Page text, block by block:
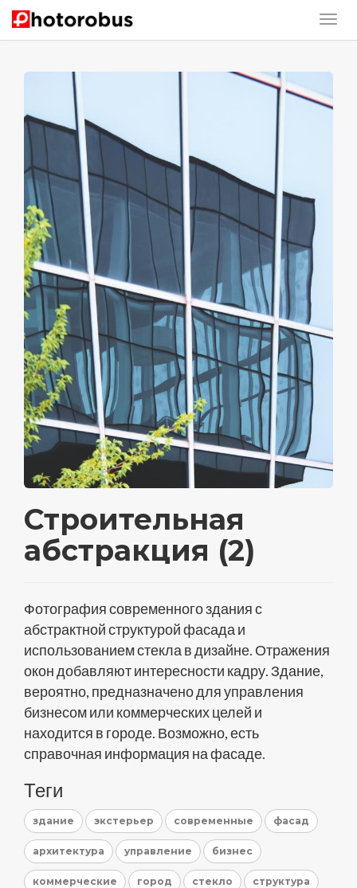
Строительная
абстракция (2)
Фотография современного здания с
абстрактной структурой фасада и
использованием стекла в дизайне. Отражения
окон добавляют интересности кадру. Здание,
вероятно, предназначено для управления
бизнесом или коммерческих целей и
находится в городе. Возможно, есть
справочная информация на фасаде.
Теги
здание экстерьер современные фасад
архитектура управление бизнес
коммерческие город стекло структура